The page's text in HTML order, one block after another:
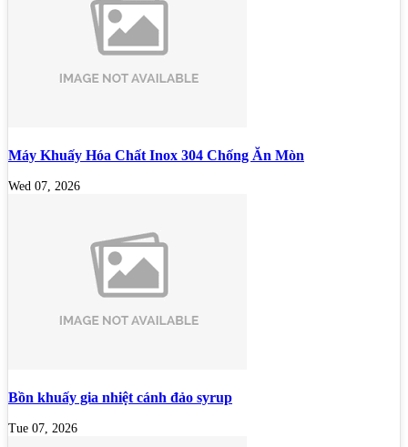
Máy Khuấy Hóa Chất Inox 304 Chống Ăn Mòn
Wed 07, 2026
Bồn khuấy gia nhiệt cánh đảo syrup
Tue 07, 2026